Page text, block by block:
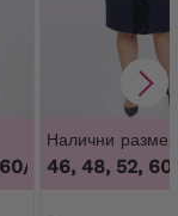
52, 54, 56, 58,
62 ,48/50, 52/
Налични
46, 48, 52,